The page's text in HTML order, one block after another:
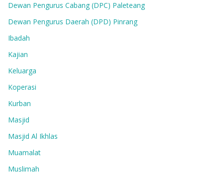
Dewan Pengurus Cabang (DPC) Paleteang
Dewan Pengurus Daerah (DPD) Pinrang
Ibadah
Kajian
Keluarga
Koperasi
Kurban
Masjid
Masjid Al Ikhlas
Muamalat
Muslimah